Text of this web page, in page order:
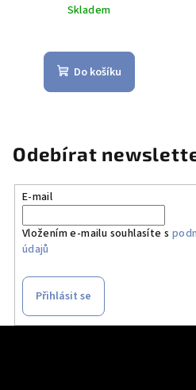
Skladem
Do košíku
Odebírat
E-mail
Vložením e-mailu souhlasíte s
údajů
Přihlásit se